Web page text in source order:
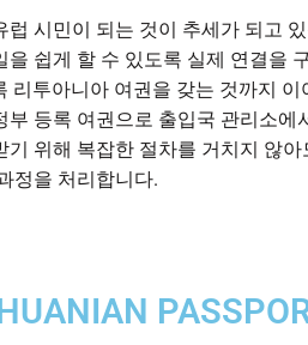
럽 시민이 되는 것이 추세가 되고
을 쉽게 할 수 있도록 실제 연결을
리투아니아 여권을 갖는 것까지
부 등록 여권으로 출입국 관리소에
기 위해 복잡한 절차를 거치지 않
정을 처리합니다.